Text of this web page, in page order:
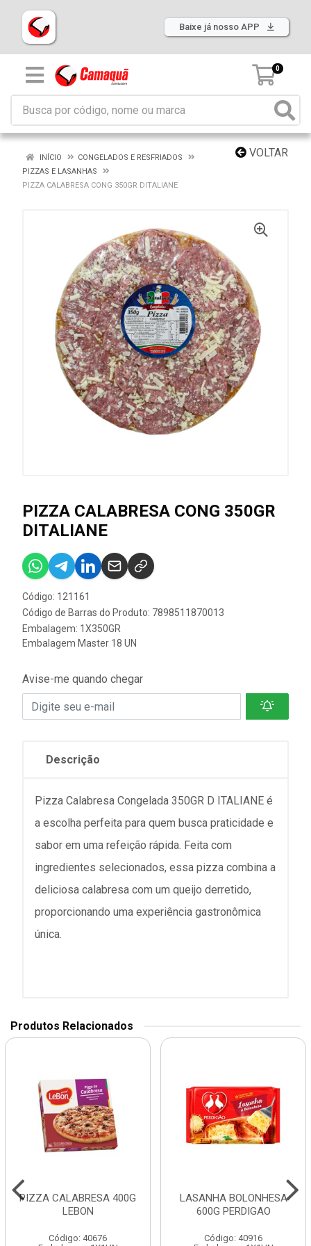
Baixe já nosso APP
0
VOLTAR
INÍCIO
CONGELADOS E RESFRIADOS
PIZZAS E LASANHAS
PIZZA CALABRESA CONG 350GR DITALIANE
PIZZA CALABRESA CONG 350GR
DITALIANE
Código: 121161
Código de Barras do Produto: 7898511870013
Embalagem: 1X350GR
Embalagem Master 18 UN
Avise-me quando chegar
Descrição
Pizza Calabresa Congelada 350GR D ITALIANE é
a escolha perfeita para quem busca praticidade e
sabor em uma refeição rápida. Feita com
ingredientes selecionados, essa pizza combina a
deliciosa calabresa com um queijo derretido,
proporcionando uma experiência gastronômica
única.
Produtos Relacionados
PIZZA CALABRESA 400G
LEBON
Código: 40676
LASANHA BOLONHESA
600G PERDIGAO
Código: 40916